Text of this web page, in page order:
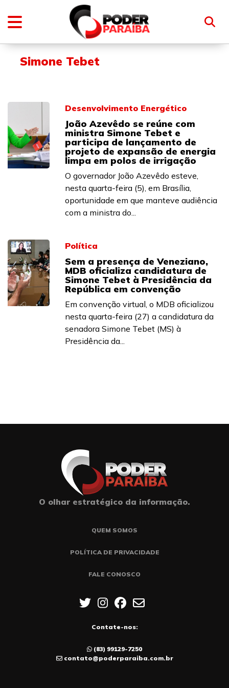
Simone Tebet
Desenvolvimento Energético
João Azevêdo se reúne com
ministra Simone Tebet e
participa de lançamento de
projeto de expansão de energia
limpa em polos de irrigação
O governador João Azevêdo esteve,
nesta quarta-feira (5), em Brasília,
oportunidade em que manteve audiência
com a ministra do...
Política
Sem a presença de Veneziano,
MDB oficializa candidatura de
Simone Tebet à Presidência da
República em convenção
Em convenção virtual, o MDB oficializou
nesta quarta-feira (27) a candidatura da
senadora Simone Tebet (MS) à
Presidência da...
O olhar estratégico da informação.
QUEM SOMOS
POLÍTICA DE PRIVACIDADE
FALE CONOSCO
Contate-nos:
(83) 99129-7250
contato@poderparaiba.com.br